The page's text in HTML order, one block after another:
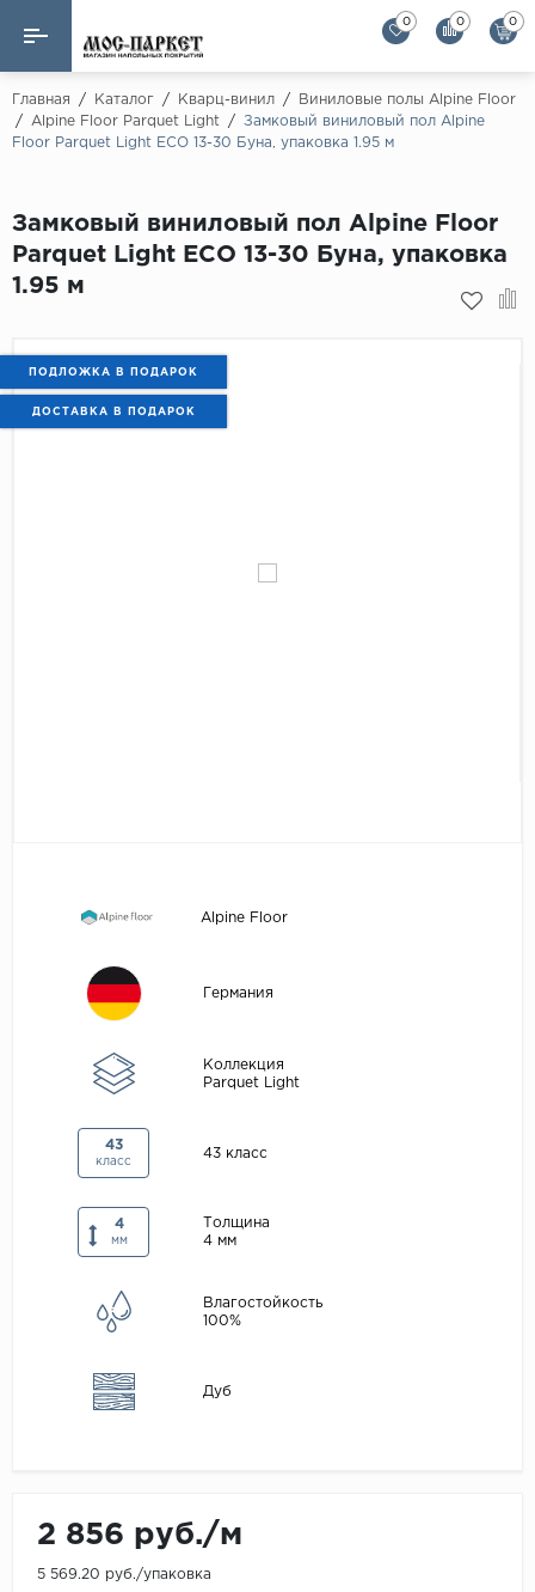
Назад
Ламинат
Назад
Бренды
Alloc
Alpine Floor
Alpine Floor by
Паркетная доска
Массивная доска
0 0 0
Главная / Каталог / Кварц-винил /
Виниловые полы Alpine Floor
/
Alpine Floor Parquet Light /
Замковый виниловый пол Alpine
Floor Parquet Light ЕСО 13-30 Буна, упаковка 1.95 м
Замковый виниловый пол Alpine Floor
Parquet Light ЕСО 13-30 Буна, упаковка
1.95 м
ПОДЛОЖКА В ПОДАРОК
ДОСТАВКА В ПОДАРОК
Alpine Floor
Германия
Коллекция
Parquet Light
43
класс
43 класс
4
мм
Толщина
4 мм
Влагостойкость
100%
Дуб
2 856 руб./м
5 569.20 руб./упаковка